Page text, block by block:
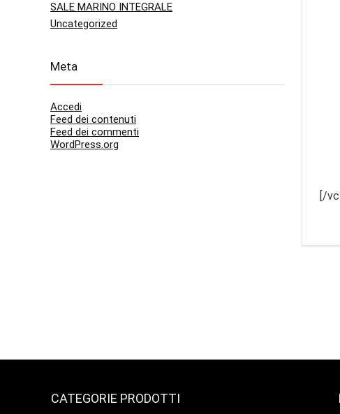
[/
SALE MARINO INTEGRALE
Uncategorized
Meta
Accedi
Feed dei contenuti
Feed dei commenti
WordPress.org
CATEGORIE PRODOTTI